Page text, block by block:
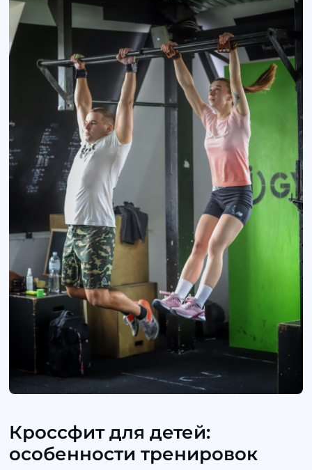
Кроссфит для детей:
особенности тренировок